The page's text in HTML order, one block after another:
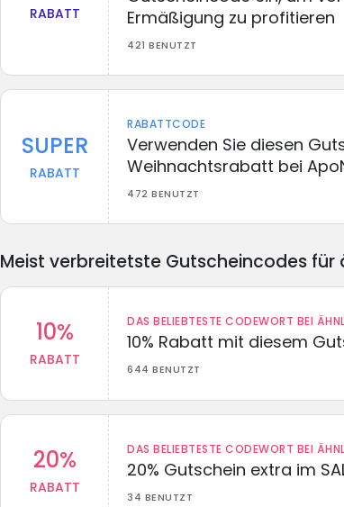
RABATT
Ermäßigung zu profitieren
421 BENUTZT
SUPER
RABATT
RABATTCODE
Verwenden Sie diesen
Weihnachtsrabatt bei
472 BENUTZT
Meist verbreitetste Gutscheincodes für
10%
RABATT
DAS BELIEBTESTE CODEWORT BEI
10% Rabatt mit diesem
644 BENUTZT
20%
RABATT
DAS BELIEBTESTE CODEWORT BEI
20% Gutschein extra im
34 BENUTZT